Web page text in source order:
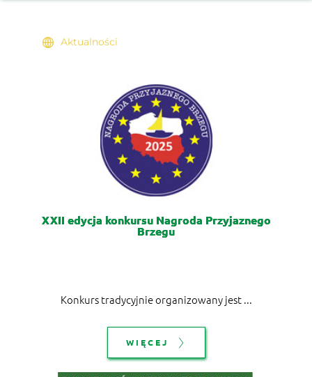
Aktualności
XXII edycja konkursu Nagroda Przyjaznego
Brzegu
Konkurs tradycyjnie organizowany jest ...
WIĘCEJ